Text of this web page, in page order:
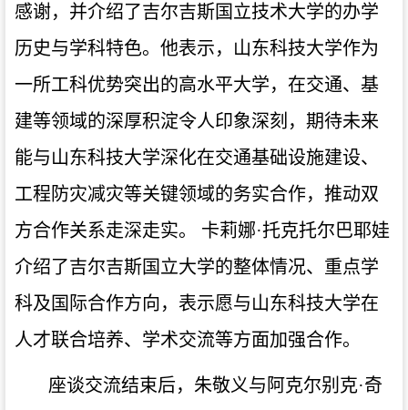
感谢，并介绍了吉尔吉斯国立技术大学的办学
历史与学科特色。他表示，山东科技大学作为
一所工科优势突出的高水平大学，在交通、基
建等领域的深厚积淀令人印象深刻，期待未来
能与山东科技大学深化在交通基础设施建设、
工程防灾减灾等关键领域的务实合作，推动双
方合作关系走深走实。 卡莉娜·托克托尔巴耶娃
介绍了吉尔吉斯国立大学的整体情况、重点学
科及国际合作方向，表示愿与山东科技大学在
人才联合培养、学术交流等方面加强合作。
座谈交流结束后，朱敬义与阿克尔别克·奇